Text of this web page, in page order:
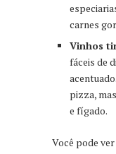
carnes
Vinhos
fáceis de
pizza,
e fígado.
Você pode